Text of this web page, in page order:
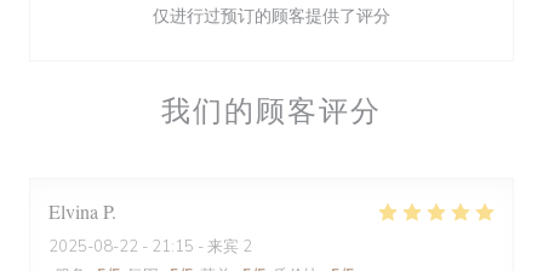
我们的顾客评分
Elvina P
2025-08-22 - 21:15 - 来宾 2
仅进行过预订的顾客提供了评分